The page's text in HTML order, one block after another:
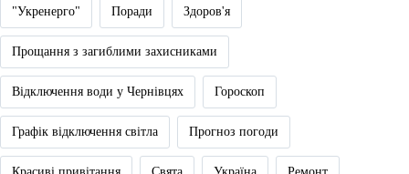
"Укренерго" Поради Здоров'я
Прощання з загиблими захисниками
Відключення води у Чернівцях Гороскоп
Графік відключення світла Прогноз погоди